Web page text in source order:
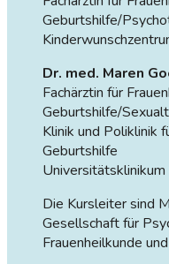
Geburtshilfe/
Dr. med. Maren
Fachärztin für
Geburtshilfe/
Klinik und Poliklinik
Geburtshilfe
Die Kursleiter sind
Gesellschaft für
Frauenheilkunde